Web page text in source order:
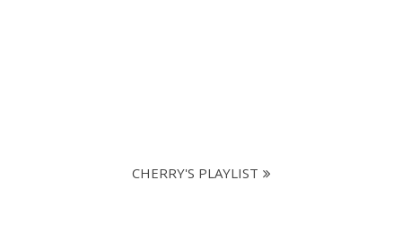
CHERRY'S PLAYLIST